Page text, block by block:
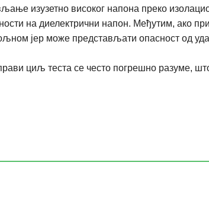
изузетно високог напона преко
на диелектрични напон. Међутим, ако
јер може представљати опасност од
циљ теста се често погрешно разуме,